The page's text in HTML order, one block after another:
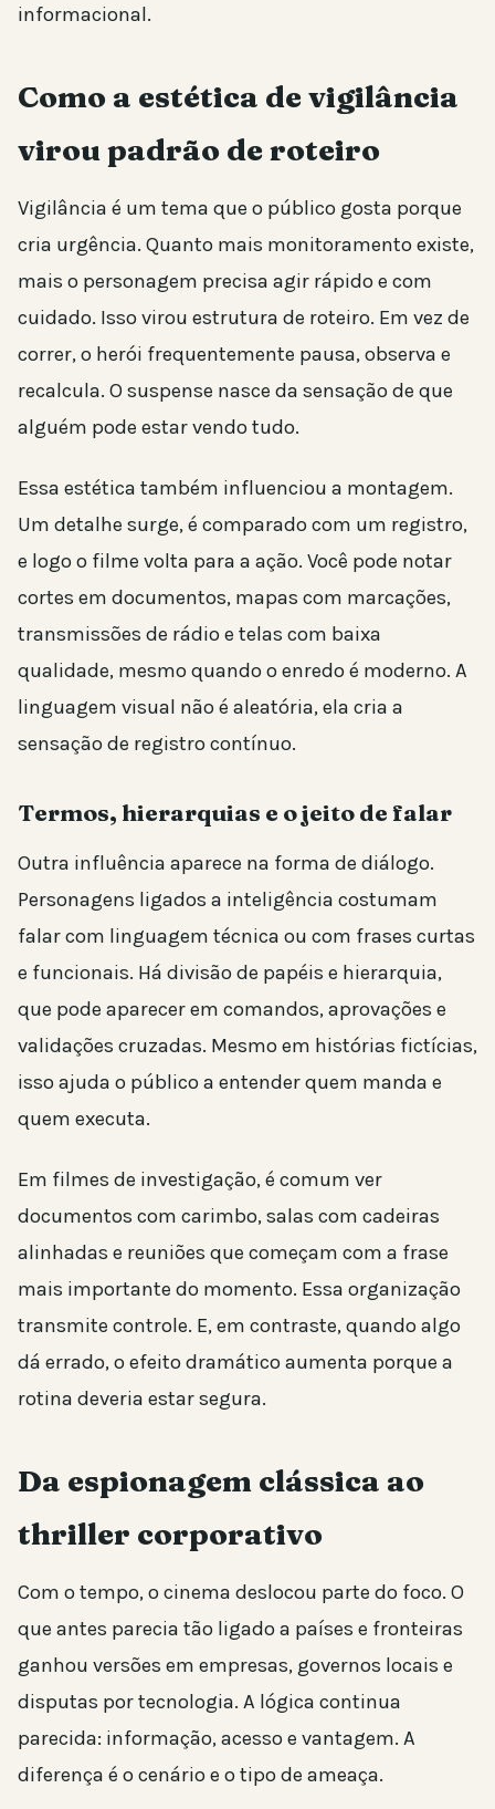
informacional.
Como a estética de vigilância
virou padrão de roteiro
Vigilância é um tema que o público gosta porque
cria urgência. Quanto mais monitoramento existe,
mais o personagem precisa agir rápido e com
cuidado. Isso virou estrutura de roteiro. Em vez de
correr, o herói frequentemente pausa, observa e
recalcula. O suspense nasce da sensação de que
alguém pode estar vendo tudo.
Essa estética também influenciou a montagem.
Um detalhe surge, é comparado com um registro,
e logo o filme volta para a ação. Você pode notar
cortes em documentos, mapas com marcações,
transmissões de rádio e telas com baixa
qualidade, mesmo quando o enredo é moderno. A
linguagem visual não é aleatória, ela cria a
sensação de registro contínuo.
Termos, hierarquias e o jeito de falar
Outra influência aparece na forma de diálogo.
Personagens ligados a inteligência costumam
falar com linguagem técnica ou com frases curtas
e funcionais. Há divisão de papéis e hierarquia,
que pode aparecer em comandos, aprovações e
validações cruzadas. Mesmo em histórias fictícias,
isso ajuda o público a entender quem manda e
quem executa.
Em filmes de investigação, é comum ver
documentos com carimbo, salas com cadeiras
alinhadas e reuniões que começam com a frase
mais importante do momento. Essa organização
transmite controle. E, em contraste, quando algo
dá errado, o efeito dramático aumenta porque a
rotina deveria estar segura.
Da espionagem clássica ao
thriller corporativo
Com o tempo, o cinema deslocou parte do foco. O
que antes parecia tão ligado a países e fronteiras
ganhou versões em empresas, governos locais e
disputas por tecnologia. A lógica continua
parecida: informação, acesso e vantagem. A
diferença é o cenário e o tipo de ameaça.